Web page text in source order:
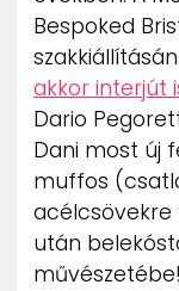
Bespoked
akkor interjút
Dario
Dani most új
muffos
acélcsövekre
után
művészetébe!